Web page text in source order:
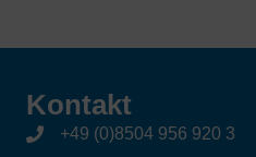
Kontakt
+49 (0)8504 956 920 3